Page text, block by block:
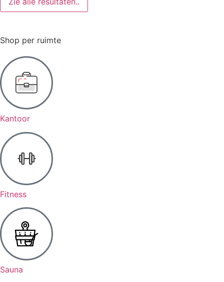
Shop per ruimte
Kantoor
Fitness
Sauna